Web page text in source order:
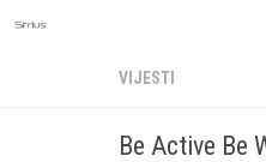
VIJESTI
Be Active Be